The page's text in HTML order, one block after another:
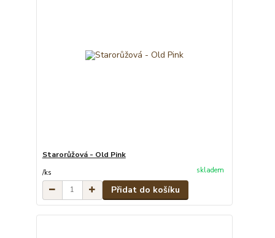
Starorůžová - Old Pink
/ks skladem
Přidat do košíku